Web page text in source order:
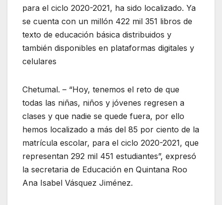
para el ciclo 2020-2021, ha sido localizado. Ya
se cuenta con un millón 422 mil 351 libros de
texto de educación básica distribuidos y
también disponibles en plataformas digitales y
celulares
Chetumal. – “Hoy, tenemos el reto de que
todas las niñas, niños y jóvenes regresen a
clases y que nadie se quede fuera, por ello
hemos localizado a más del 85 por ciento de la
matrícula escolar, para el ciclo 2020-2021, que
representan 292 mil 451 estudiantes”, expresó
la secretaria de Educación en Quintana Roo
Ana Isabel Vásquez Jiménez.